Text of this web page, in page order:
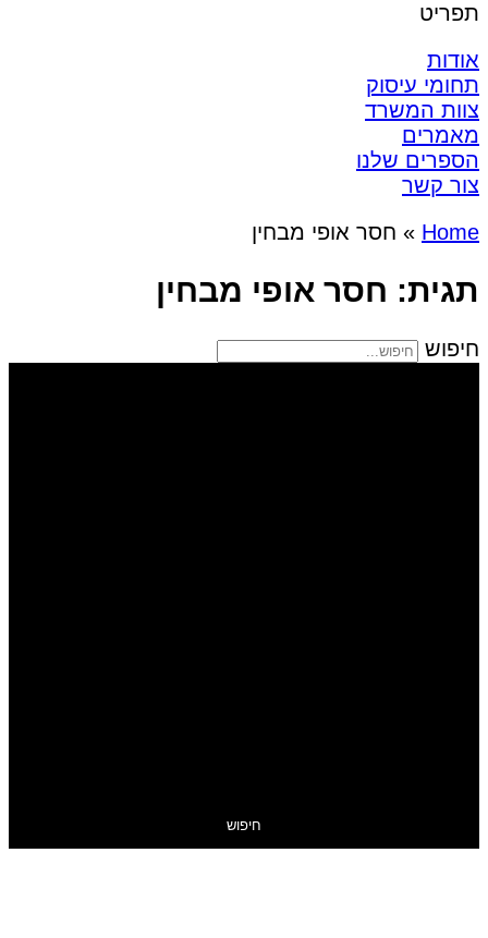
תפריט
אודות
תחומי עיסוק
צוות המשרד
מאמרים
הספרים שלנו
צור קשר
Home
» חסר אופי מבחין
תגית: חסר אופי מבחין
חיפוש
חיפוש